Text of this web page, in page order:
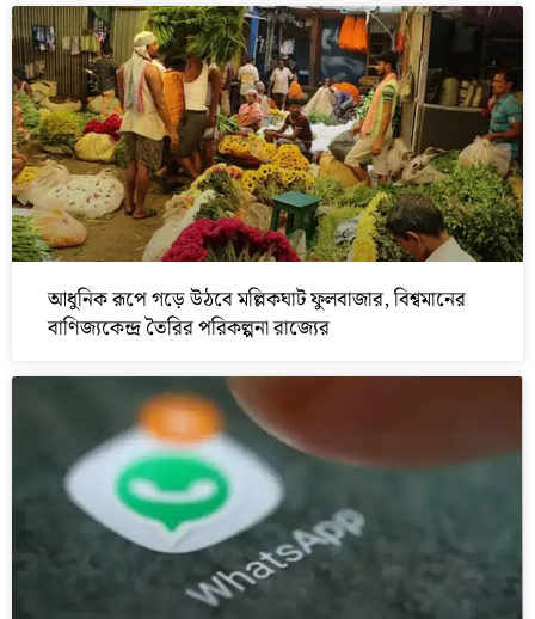
আধুনিক রূপে গড়ে উঠবে মল্লিকঘাট ফুলবাজার, বিশ্বমানের
বাণিজ্যকেন্দ্র তৈরির পরিকল্পনা রাজ্যের